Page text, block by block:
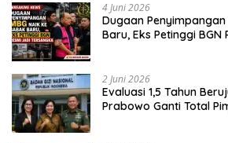
4 Juni 2026
Dugaan
Baru, Eks Petinggi BGN
2 Juni 2026
Evaluasi 1,5 Tahun
Prabowo Ganti Total